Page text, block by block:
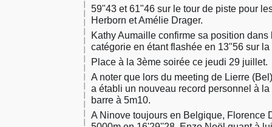
59"43 et 61"46 sur le tour de piste pour
Herborn et Amélie Drager.
Kathy Aumaille confirme sa position
catégorie en étant flashée en 13"56 sur
Place à la 3ème soirée ce jeudi 29 juillet.
A noter que lors du meeting de Lierre
a établi un nouveau record personnel à
barre à 5m10.
A Ninove toujours en Belgique, Florence